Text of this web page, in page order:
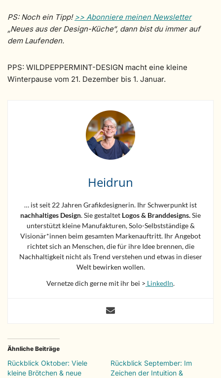
PS: Noch ein Tipp! >> Abonniere meinen Newsletter
„Neues aus der Design-Küche“, dann bist du immer auf
dem Laufenden.
PPS: WILDPEPPERMINT-DESIGN macht eine kleine
Winterpause vom 21. Dezember bis 1. Januar.
Heidrun
… ist seit 22 Jahren Grafikdesignerin. Ihr Schwerpunkt ist
nachhaltiges Design. Sie gestaltet Logos & Branddesigns.Sie
unterstützt kleine Manufakturen, Solo-Selbstständige &
Visionär*innen beim gesamten Markenauftritt. Ihr Angebot
richtet sich an Menschen, die für ihre Idee brennen, die
Nachhaltigkeit nicht als Trend verstehen und etwas in dieser
Welt bewirken wollen.
Vernetze dich gerne mit ihr bei > LinkedIn.
Ähnliche Beiträge
Rückblick Oktober: Viele
kleine Brötchen & neue
Rückblick September: Im
Zeichen der Intuition &